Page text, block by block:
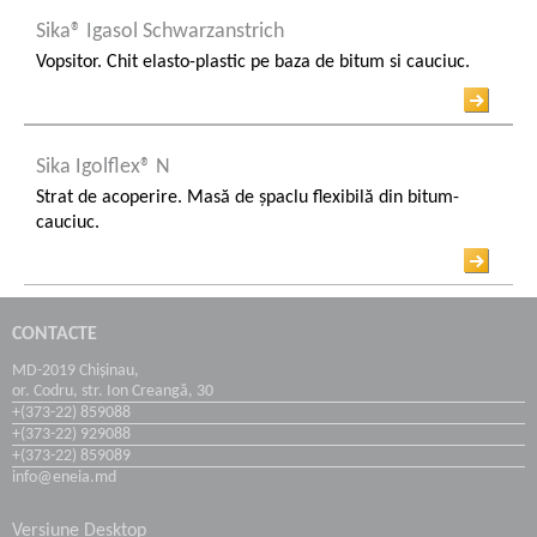
Coșuri și Turnuri de Răcire
Industria Transportului
Sika® Igasol Schwarzanstrich
Vopsitor. Chit elasto-plastic pe baza de bitum si cauciuc.
Sika Igolflex® N
Strat de acoperire. Masă de şpaclu flexibilă din bitum-
cauciuc.
CONTACTE
MD-2019 Chișinau,
or. Codru, str. Ion Creangă, 30
+(373-22) 859088
+(373-22) 929088
+(373-22) 859089
info@eneia.md
Versiune Desktop